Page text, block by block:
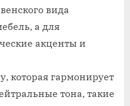
вида
а для
акценты и
которая гармонирует
тона, такие